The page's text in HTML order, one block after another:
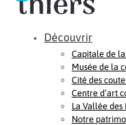
Découvrir
Capitale de
Musée de la
Cité des
Centre d’art
La Vallée des
Notre